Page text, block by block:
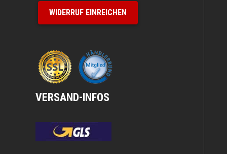
WIDERRUF EINREICHEN
VERSAND-INFOS